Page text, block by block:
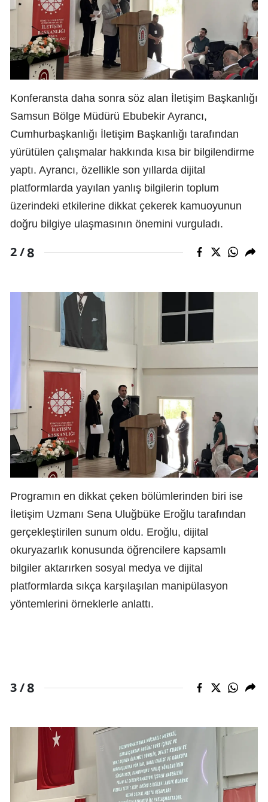
Konferansta daha sonra söz alan İletişim Başkanlığı
Samsun Bölge Müdürü Ebubekir Ayrancı,
Cumhurbaşkanlığı İletişim Başkanlığı tarafından
yürütülen çalışmalar hakkında kısa bir bilgilendirme
yaptı. Ayrancı, özellikle son yıllarda dijital
platformlarda yayılan yanlış bilgilerin toplum
üzerindeki etkilerine dikkat çekerek kamuoyunun
doğru bilgiye ulaşmasının önemini vurguladı.
2 /8
Programın en dikkat çeken bölümlerinden biri ise
İletişim Uzmanı Sena Uluğbüke Eroğlu tarafından
gerçekleştirilen sunum oldu. Eroğlu, dijital
okuryazarlık konusunda öğrencilere kapsamlı
bilgiler aktarırken sosyal medya ve dijital
platformlarda sıkça karşılaşılan manipülasyon
yöntemlerini örneklerle anlattı.
3 /8